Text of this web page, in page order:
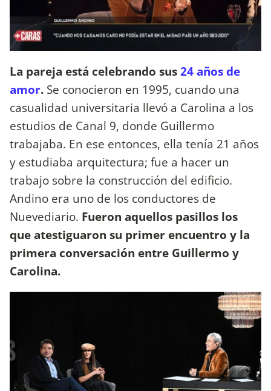
La pareja está celebrando sus24 años de
amor. Se conocieron en 1995, cuando una
casualidad universitaria llevó a Carolina a los
estudios de Canal 9, donde Guillermo
trabajaba. En ese entonces, ella tenía 21 años
y estudiaba arquitectura; fue a hacer un
trabajo sobre la construcción del edificio.
Andino era uno de los conductores de
Nuevediario. Fueron aquellos pasillos los
que atestiguaron su primer encuentro y la
primera conversación entre Guillermo y
Carolina.